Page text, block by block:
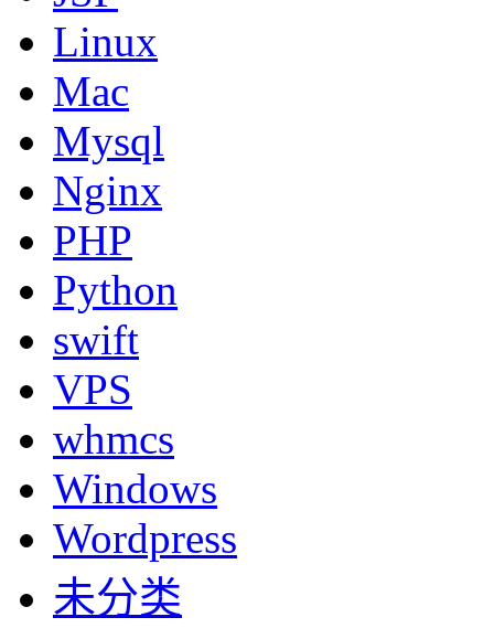
Linux
Mac
Mysql
Nginx
PHP
Python
swift
VPS
whmcs
Windows
Wordpress
未分类